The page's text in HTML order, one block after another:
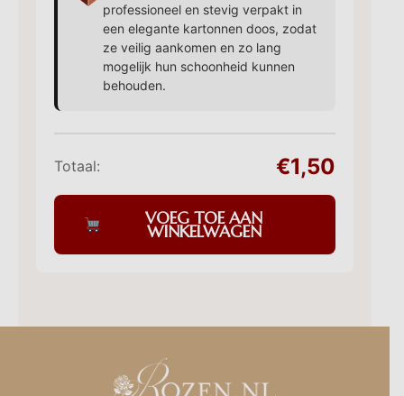
professioneel en stevig verpakt in
een elegante kartonnen doos, zodat
ze veilig aankomen en zo lang
mogelijk hun schoonheid kunnen
behouden.
Totaal: €1,50
VOEG TOE AAN
WINKELWAGEN